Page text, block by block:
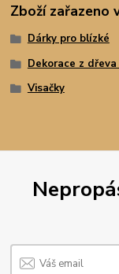
Zboží zařazeno
Dárky pro blízké
Dekorace z
Visačky